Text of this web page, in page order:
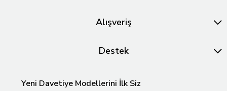
Alışveriş
Destek
Yeni Davetiye Modellerini İlk Siz